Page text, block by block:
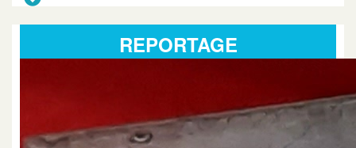
Cévennes
le dimanche 25 octobre 2026
La Ciotat et Aubagne
le jeudi 19 novembre 2026
La Ciotat et Aubagne
REPORTAGE